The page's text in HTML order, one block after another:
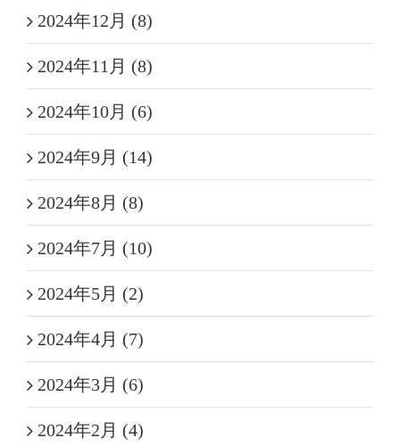
2024年12月 (8)
2024年11月 (8)
2024年10月 (6)
2024年9月 (14)
2024年8月 (8)
2024年7月 (10)
2024年5月 (2)
2024年4月 (7)
2024年3月 (6)
2024年2月 (4)